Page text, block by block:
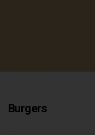
Burgers